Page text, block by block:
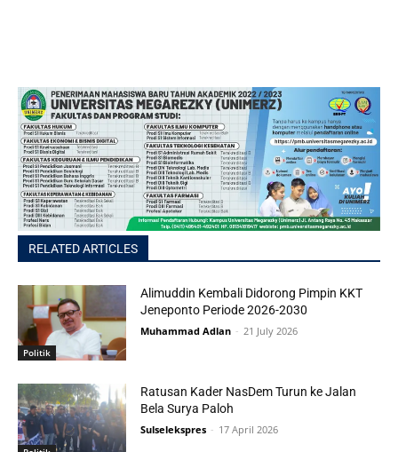
RELATED ARTICLES
Politik
Alimuddin Kembali Didorong Pimpin KKT
Jeneponto Periode 2026-2030
Muhammad Adlan - 21 July 2026
Ratusan Kader NasDem Turun ke Jalan
Bela Surya Paloh
Sulselekspres - 17 April 2026